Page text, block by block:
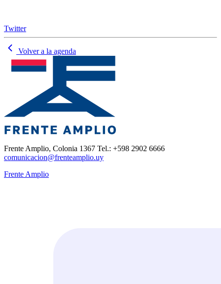
Twitter
Volver a la agenda
Frente Amplio, Colonia 1367 Tel.: +598 2902 6666
comunicacion@frenteamplio.uy
Frente Amplio